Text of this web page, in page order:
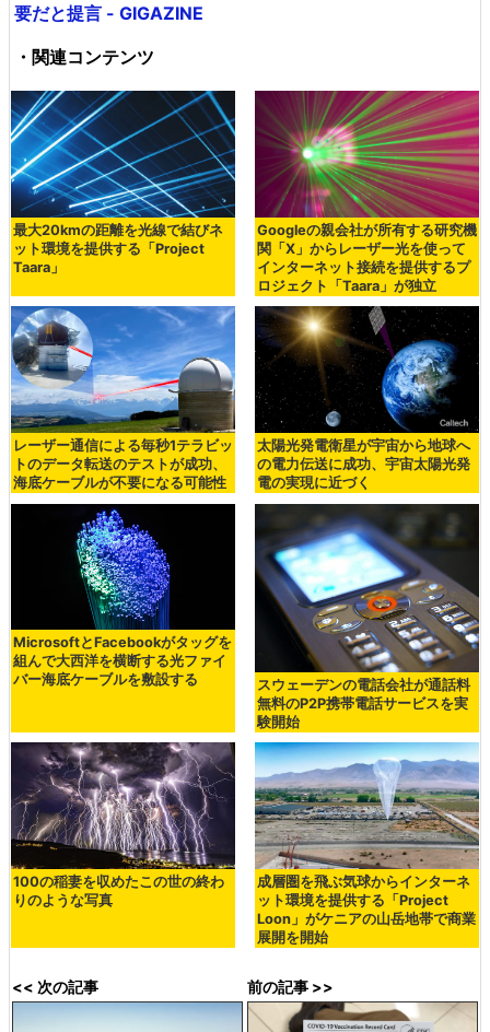
要だと提言 - GIGAZINE
・関連コンテンツ
最大20kmの距離を光線で結びネ
ット環境を提供する「Project
Taara」
Googleの親会社が所有する研究機
関「X」からレーザー光を使って
インターネット接続を提供するプ
ロジェクト「Taara」が独立
レーザー通信による毎秒1テラビッ
トのデータ転送のテストが成功、
海底ケーブルが不要になる可能性
太陽光発電衛星が宇宙から地球へ
の電力伝送に成功、宇宙太陽光発
電の実現に近づく
MicrosoftとFacebookがタッグを
組んで大西洋を横断する光ファイ
バー海底ケーブルを敷設する
スウェーデンの電話会社が通話料
無料のP2P携帯電話サービスを実
験開始
100の稲妻を収めたこの世の終わ
りのような写真
成層圏を飛ぶ気球からインターネ
ット環境を提供する「Project
Loon」がケニアの山岳地帯で商業
展開を開始
<< 次の記事 前の記事 >>